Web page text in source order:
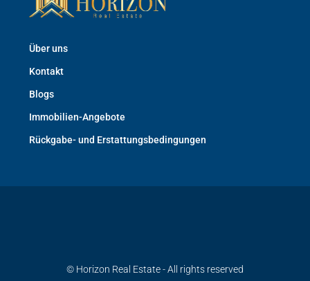
Über uns
Kontakt
Blogs
Immobilien-Angebote
Rückgabe- und Erstattungsbedingungen
© Horizon Real Estate - All rights reserved